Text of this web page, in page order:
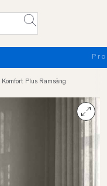
nätter. Läs mer
Plus Ramsäng